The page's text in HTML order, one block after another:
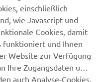
JEANNEAU
einschließlich
wie Javascript und
Cookies, damit
funktioniert und Ihnen
Website zur Verfügung
Ihre Zugangsdaten und
auch Analyse-Cookies,